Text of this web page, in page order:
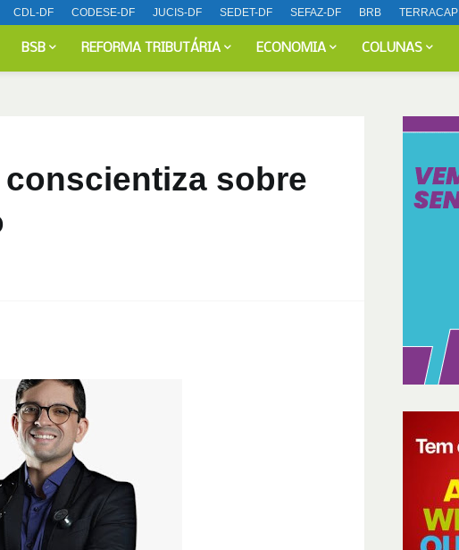
CDL-DF CODESE-DF JUCIS-DF SEDET-DF SEFAZ-DF BRB TERRACAP
BSB REFORMA TRIBUTÁRIA ECONOMIA COLUNAS
sobre